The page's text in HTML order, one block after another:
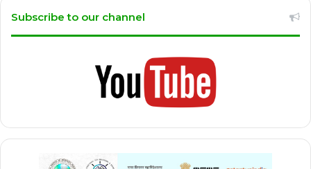
Subscribe to our channel